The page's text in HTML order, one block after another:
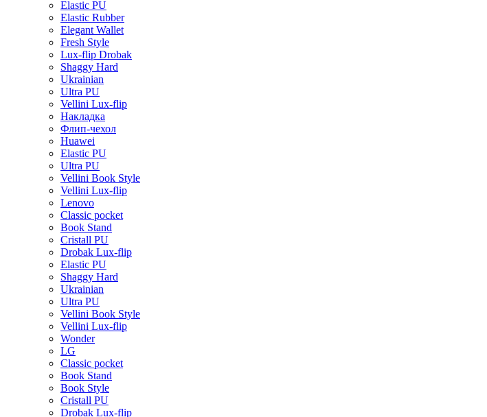
Elastic PU
Elastic Rubber
Elegant Wallet
Fresh Style
Lux-flip Drobak
Shaggy Hard
Ukrainian
Ultra PU
Vellini Lux-flip
Накладка
Флип-чехол
Huawei
Elastic PU
Ultra PU
Vellini Book Style
Vellini Lux-flip
Lenovo
Classic pocket
Book Stand
Cristall PU
Drobak Lux-flip
Elastic PU
Shaggy Hard
Ukrainian
Ultra PU
Vellini Book Style
Vellini Lux-flip
Wonder
LG
Classic pocket
Book Stand
Book Style
Cristall PU
Drobak Lux-flip